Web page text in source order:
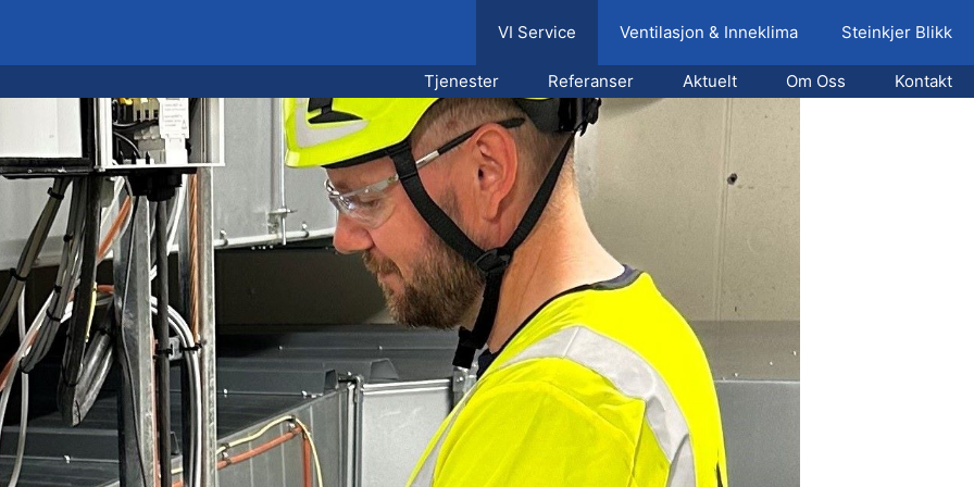
VI Service Ventilasjon & Inneklima Steinkjer Blikk
Tjenester Referanser Aktuelt Om Oss Kontakt